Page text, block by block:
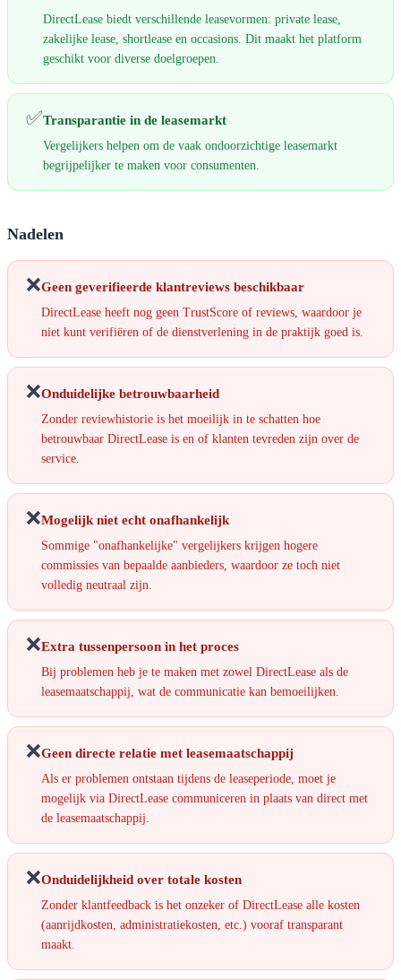
DirectLease biedt verschillende leasevormen: private lease,
zakelijke lease, shortlease en occasions. Dit maakt het platform
geschikt voor diverse doelgroepen.
✅Transparantie in de leasemarkt
Vergelijkers helpen om de vaak ondoorzichtige leasemarkt
begrijpelijker te maken voor consumenten.
Nadelen
❌Geen geverifieerde klantreviews beschikbaar
DirectLease heeft nog geen TrustScore of reviews, waardoor je
niet kunt verifiëren of de dienstverlening in de praktijk goed is.
❌Onduidelijke betrouwbaarheid
Zonder reviewhistorie is het moeilijk in te schatten hoe
betrouwbaar DirectLease is en of klanten tevreden zijn over de
service.
❌Mogelijk niet echt onafhankelijk
Sommige "onafhankelijke" vergelijkers krijgen hogere
commissies van bepaalde aanbieders, waardoor ze toch niet
volledig neutraal zijn.
❌Extra tussenpersoon in het proces
Bij problemen heb je te maken met zowel DirectLease als de
leasemaatschappij, wat de communicatie kan bemoeilijken.
❌Geen directe relatie met leasemaatschappij
Als er problemen ontstaan tijdens de leaseperiode, moet je
mogelijk via DirectLease communiceren in plaats van direct met
de leasemaatschappij.
❌Onduidelijkheid over totale kosten
Zonder klantfeedback is het onzeker of DirectLease alle kosten
(aanrijdkosten, administratiekosten, etc.) vooraf transparant
maakt.